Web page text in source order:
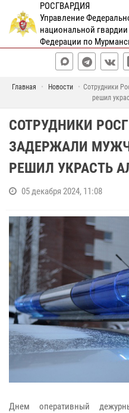
РОСГВАРДИЯ
Управление
национальной
Федерации по
Главная Новости
Сотрудники
решил
СОТРУДНИКИ
ЗАДЕРЖАЛИ
РЕШИЛ УКРАСТЬ
05 декабря 2024, 11:08
Днем оперативный